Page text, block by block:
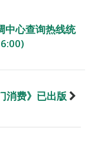
中心查询热线统
消费》已出版